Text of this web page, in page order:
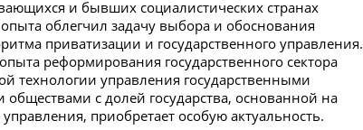
и бывших социалистических странах
облегчил задачу выбора и обоснования
приватизации и государственного управления.
реформирования государственного сектора
технологии управления государственными
с долей государства, основанной на
приобретает особую актуальность.